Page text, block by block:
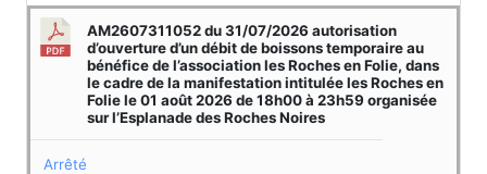
AM2607311052 du 31/07/2026 autorisation
d’ouverture d’un débit de boissons temporaire au
bénéfice de l’association les Roches en Folie, dans
le cadre de la manifestation intitulée les Roches en
Folie le 01 août 2026 de 18h00 à 23h59 organisée
sur l’Esplanade des Roches Noires
Arrêté